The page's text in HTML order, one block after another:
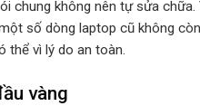
chung không nên tự sửa
số dòng laptop cũ không
thể vì lý do an toàn.
vàng